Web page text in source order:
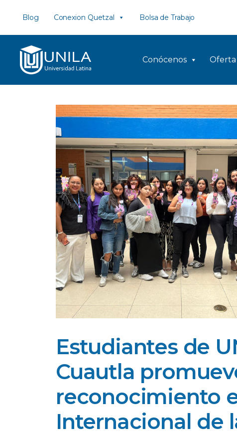
contenido
Blog Conexion Quetzal Bolsa de Trabajo
Conócenos Oferta
Estudiantes de
Cuautla
reconocimiento
Internacional de